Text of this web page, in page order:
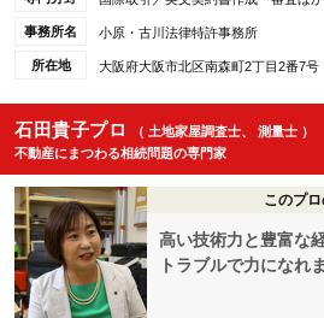
事務所名 小原・古川法律特許事務所
所在地 大阪府大阪市北区南森町2丁目2番7
石田貴子プロ
（ 土地家屋調査士、 測量士 ）
不動産にまつわる相続問題の専門家
このプ
高い技術力と豊富な
トラブルで力になれ